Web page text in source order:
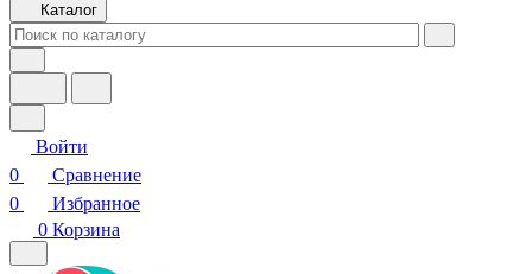
Каталог
Войти
0
Сравнение
0
Избранное
0 Корзина